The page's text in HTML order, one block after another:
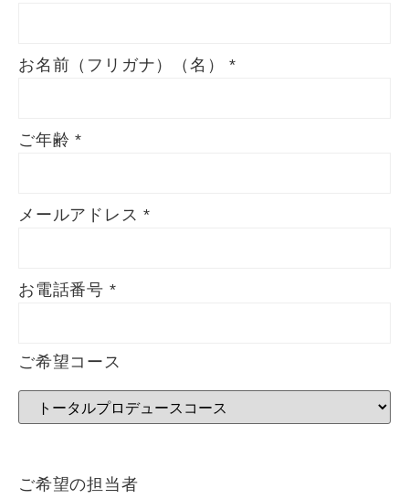
お名前（フリガナ）（名）*
ご年齢*
メールアドレス*
お電話番号 *
ご希望コース
ご希望の担当者